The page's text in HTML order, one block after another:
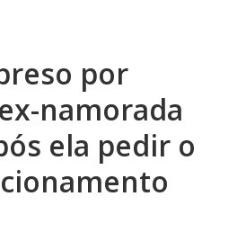
por
namorada
ela pedir o